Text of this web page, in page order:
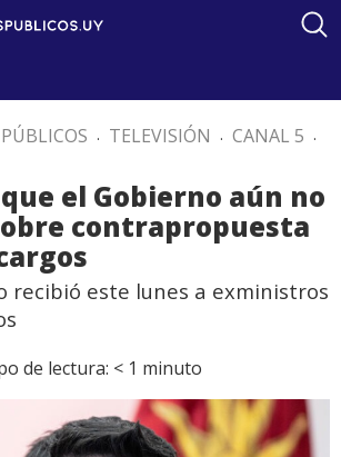
. TELEVISIÓN . CANAL 5 .
el Gobierno aún no
contrapropuesta
recibió este lunes a exministros
de lectura: < 1 minuto